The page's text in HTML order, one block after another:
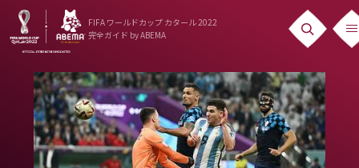
FIFA ワールドカップ カタール 2022
完全ガイド by ABEMA
ニュース
News
出場国